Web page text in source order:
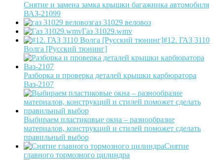
Снятие и замена замка крышки багажника автомобиля
ВАЗ-21099
газ 31029 веловоз
Газ 31029.wmv
#12. ГАЗ 3110
Волга [Русский тюнинг]
Разборка и проверка деталей крышки карбюратора
Ваз-2107
Выбираем пластиковые окна – разнообразие
материалов, конструкций и стилей поможет сделать
правильный выбор
Снятие
главного тормозного цилиндра